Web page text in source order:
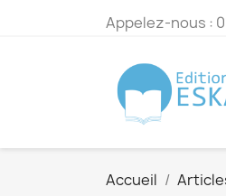
Appelez-nous :
Accueil